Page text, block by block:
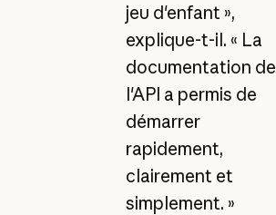
jeu d'enfant »,
explique-t-il. « La
documentation de
l'API a permis de
démarrer
rapidement,
clairement et
simplement. »